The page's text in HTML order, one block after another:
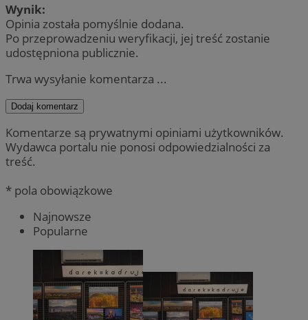
Wynik:
Opinia została pomyślnie dodana.
Po przeprowadzeniu weryfikacji, jej treść zostanie
udostępniona publicznie.
Trwa wysyłanie komentarza ...
Dodaj komentarz
Komentarze są prywatnymi opiniami użytkowników.
Wydawca portalu nie ponosi odpowiedzialności za
treść.
* pola obowiązkowe
Najnowsze
Popularne